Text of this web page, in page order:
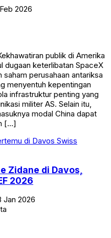
2026
publik di Amerika
dugaan keterlibatan SpaceX
perusahaan antariksa
menyentuh kepentingan
infrastruktur penting yang
militer AS. Selain itu,
modal China dapat
[…]
Zidane di Davos,
2026
2026